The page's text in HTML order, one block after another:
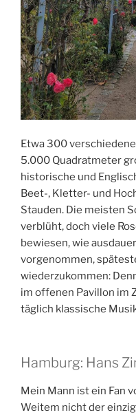
Etwa 300
5.000 Quadratmeter
historische und
Beet-, Kletter- und
Stauden. Die meisten
verblüht, doch viele
bewiesen, wie
vorgenommen,
wiederzukommen:
im offenen Pavillon im
täglich klassische
Hamburg: Hans
Mein Mann ist ein Fan
Weitem nicht der